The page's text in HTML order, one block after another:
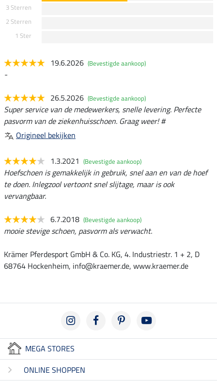
3 Sterren
2 Sterren
1 Ster
19.6.2026 (Bevestigde aankoop)
-
26.5.2026 (Bevestigde aankoop)
Super service van de medewerkers, snelle levering. Perfecte
pasvorm van de ziekenhuisschoen. Graag weer! #
Origineel bekijken
1.3.2021 (Bevestigde aankoop)
Hoefschoen is gemakkelijk in gebruik, snel aan en van de hoef
te doen. Inlegzool vertoont snel slijtage, maar is ook
vervangbaar.
6.7.2018 (Bevestigde aankoop)
mooie stevige schoen, pasvorm als verwacht.
Krämer Pferdesport GmbH & Co. KG, 4. Industriestr. 1 + 2, D
68764 Hockenheim, info@kraemer.de, www.kraemer.de
MEGA STORES
ONLINE SHOPPEN